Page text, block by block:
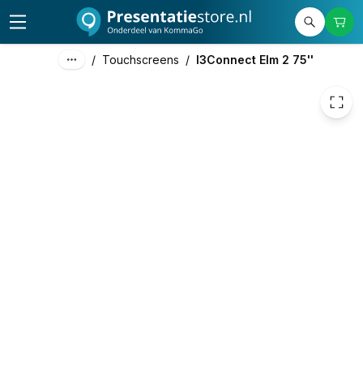
/ Touchscreens / I3Connect Elm 2 75''
2.472,62 excl. btw
2.991,87 incl. btw